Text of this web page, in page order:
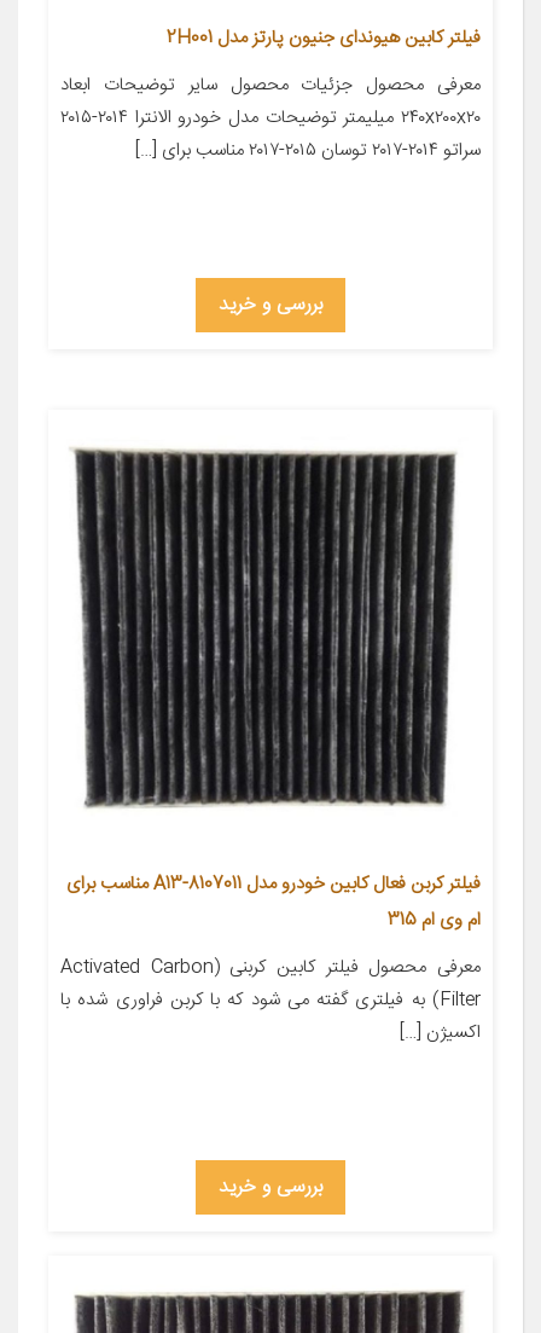
فیلتر کابین هیوندای جنیون پارتز مدل 2H001
معرفی محصول جزئیات محصول سایر توضیحات ابعاد
۲۴۰x۲۰۰x۲۰ میلیمتر توضیحات مدل خودرو الانترا ۲۰۱۴-۲۰۱۵
سراتو ۲۰۱۴-۲۰۱۷ توسان ۲۰۱۵-۲۰۱۷ مناسب برای […]
بررسی و خرید
فیلتر کربن فعال کابین خودرو مدل A13-8107011 مناسب برای
ام وی ام 315
معرفی محصول فیلتر کابین کربنی (Activated Carbon
Filter) به فیلتری گفته می شود که با کربن فراوری شده با
اکسیژن […]
بررسی و خرید